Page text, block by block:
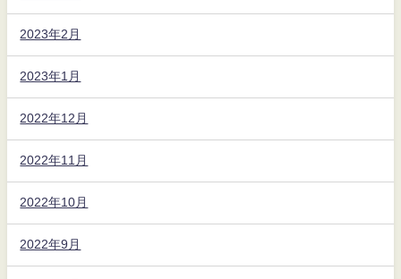
2023年2月
2023年1月
2022年12月
2022年11月
2022年10月
2022年9月